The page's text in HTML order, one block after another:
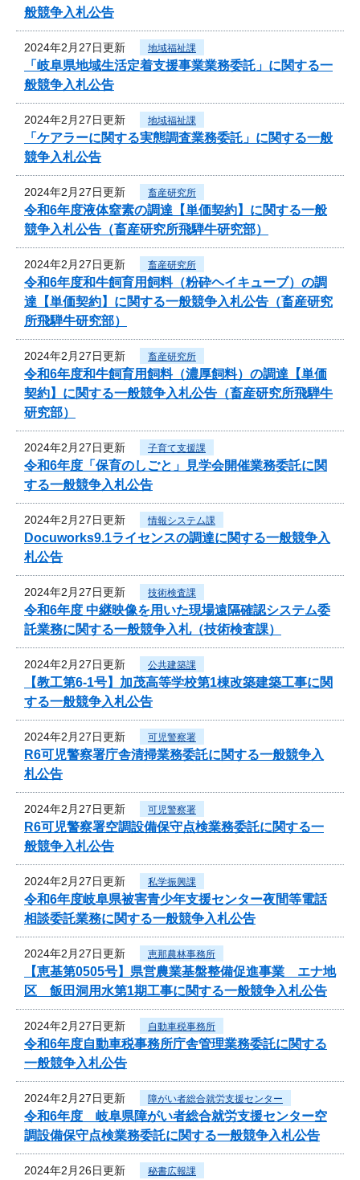
般競争入札公告
2024年2月27日更新 地域福祉課
「岐阜県地域生活定着支援事業業務委託」に関する一
般競争入札公告
2024年2月27日更新 地域福祉課
「ケアラーに関する実態調査業務委託」に関する一般
競争入札公告
2024年2月27日更新 畜産研究所
令和6年度液体窒素の調達【単価契約】に関する一般
競争入札公告（畜産研究所飛騨牛研究部）
2024年2月27日更新 畜産研究所
令和6年度和牛飼育用飼料（粉砕ヘイキューブ）の調
達【単価契約】に関する一般競争入札公告（畜産研究
所飛騨牛研究部）
2024年2月27日更新 畜産研究所
令和6年度和牛飼育用飼料（濃厚飼料）の調達【単価
契約】に関する一般競争入札公告（畜産研究所飛騨牛
研究部）
2024年2月27日更新 子育て支援課
令和6年度「保育のしごと」見学会開催業務委託に関
する一般競争入札公告
2024年2月27日更新 情報システム課
Docuworks9.1ライセンスの調達に関する一般競争入
札公告
2024年2月27日更新 技術検査課
令和6年度 中継映像を用いた現場遠隔確認システム委
託業務に関する一般競争入札（技術検査課）
2024年2月27日更新 公共建築課
【教工第6-1号】加茂高等学校第1棟改築建築工事に関
する一般競争入札公告
2024年2月27日更新 可児警察署
R6可児警察署庁舎清掃業務委託に関する一般競争入
札公告
2024年2月27日更新 可児警察署
R6可児警察署空調設備保守点検業務委託に関する一
般競争入札公告
2024年2月27日更新 私学振興課
令和6年度岐阜県被害青少年支援センター夜間等電話
相談委託業務に関する一般競争入札公告
2024年2月27日更新 恵那農林事務所
【恵基第0505号】県営農業基盤整備促進事業 エナ地
区 飯田洞用水第1期工事に関する一般競争入札公告
2024年2月27日更新 自動車税事務所
令和6年度自動車税事務所庁舎管理業務委託に関する
一般競争入札公告
2024年2月27日更新 障がい者総合就労支援センター
令和6年度 岐阜県障がい者総合就労支援センター空
調設備保守点検業務委託に関する一般競争入札公告
2024年2月26日更新 秘書広報課